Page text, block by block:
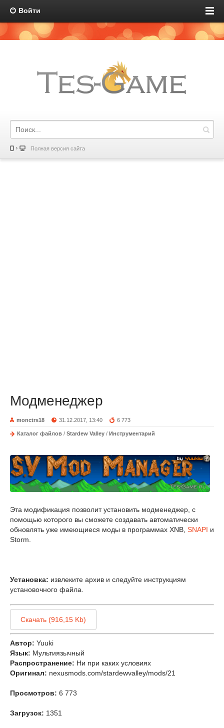
Войти
Полная версия сайта
Модменеджер
monctrs18 31.12.2017, 13:40 6 773
Каталог файлов / Stardew Valley / Инструментарий
Эта модификация позволит установить модменеджер, с
помощью которого вы сможете создавать автоматически
обновлять уже имеющиеся моды в программах XNB, SNAPI и
Storm.
Установка: извлеките архив и следуйте инструкциям
установочного файла.
Скачать (916,15 Kb)
Автор: Yuuki
Язык: Мультиязычный
Распространение: Ни при каких условиях
Оригинал: nexusmods.com/stardewvalley/mods/21
Просмотров: 6 773
Загрузок: 1351